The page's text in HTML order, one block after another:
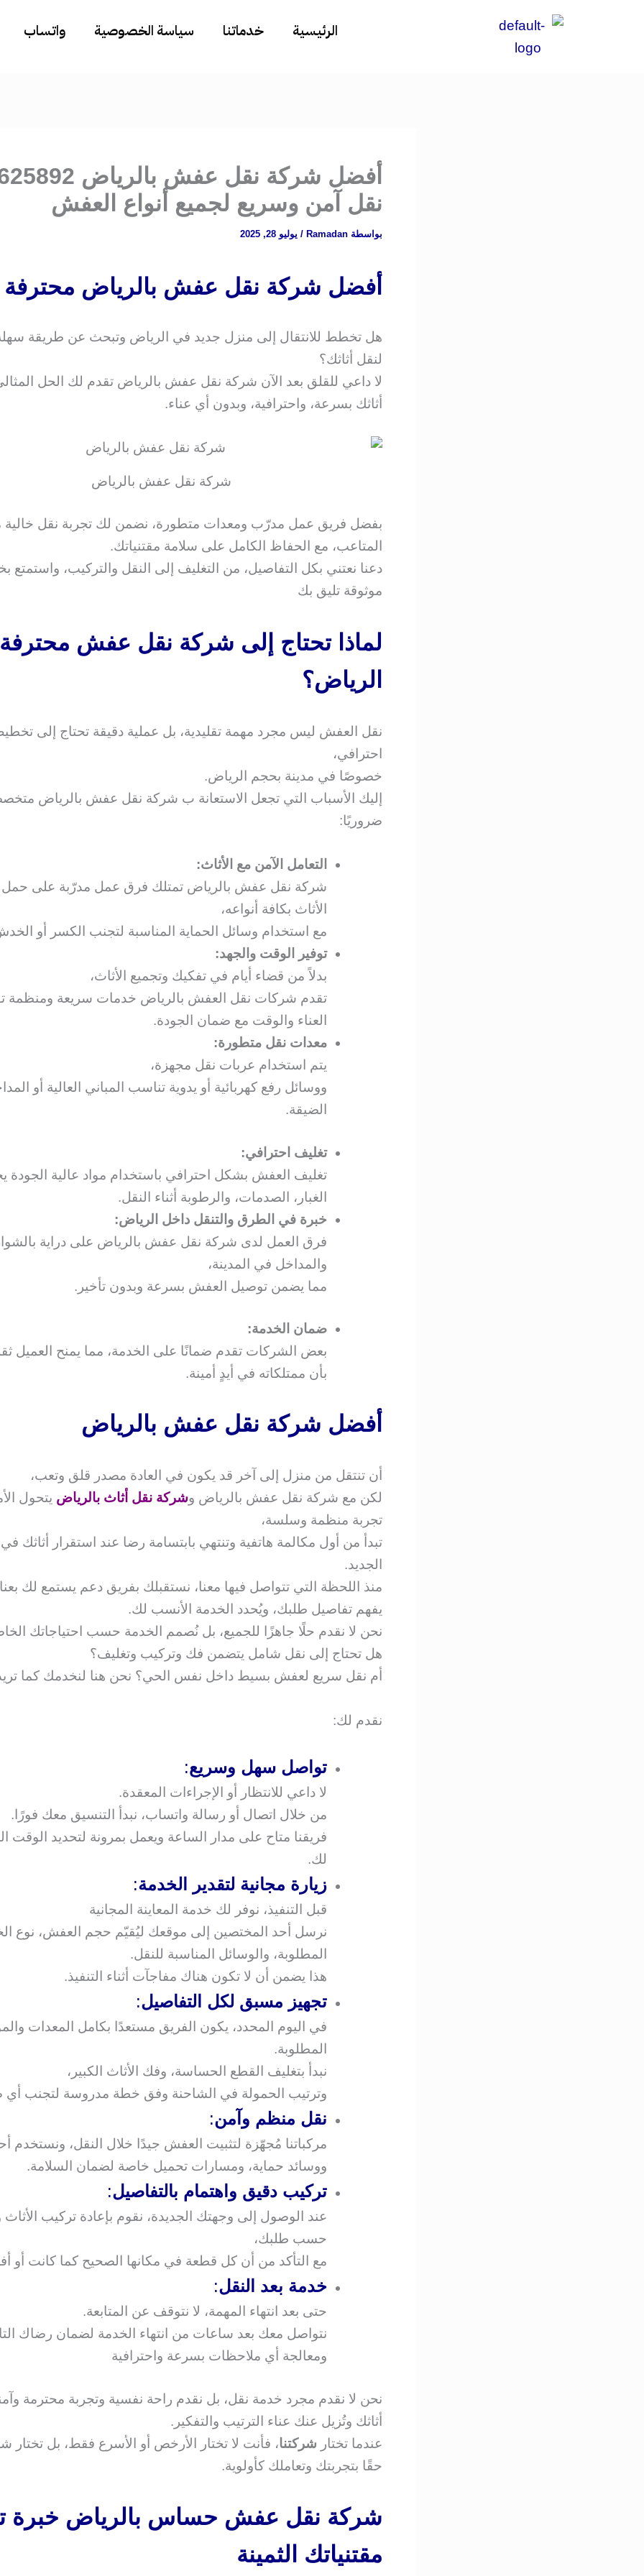
الرئيسية خدماتنا سياسة الخصوصية واتساب
أفضل شركة نقل عفش
نقل آمن وسريع لجميع أنواع العفش
بواسطة Ramadan
/ يوليو 28, 2025
أفضل شركة نقل عفش بالرياض محترفة
هل تخطط للانتقال إلى منزل جديد في الرياض وتبحث عن طريقة
لنقل أثاثك؟
لا داعي للقلق بعد الآن شركة نقل عفش بالرياض تقدم لك الحل
أثاثك بسرعة، واحترافية، وبدون أي عناء.
شركة نقل عفش بالرياض
بفضل فريق عمل مدرّب ومعدات متطورة، نضمن لك تجربة نقل خالية
المتاعب، مع الحفاظ الكامل على سلامة مقتنياتك.
دعنا نعتني بكل التفاصيل، من التغليف إلى النقل والتركيب، واستمتع
موثوقة تليق بك
لماذا تحتاج إلى شركة نقل عفش
الرياض؟
نقل العفش ليس مجرد مهمة تقليدية، بل عملية دقيقة تحتاج إلى
احترافي،
خصوصًا في مدينة بحجم الرياض.
إليك الأسباب التي تجعل الاستعانة ب شركة نقل عفش بالرياض
ضروريًا:
التعامل الآمن مع الأثاث:
شركة نقل عفش بالرياض تمتلك فرق عمل مدرّبة على حمل
الأثاث بكافة أنواعه،
مع استخدام وسائل الحماية المناسبة لتجنب الكسر أو
توفير الوقت والجهد:
بدلاً من قضاء أيام في تفكيك وتجميع الأثاث،
تقدم شركات نقل العفش بالرياض خدمات سريعة ومنظمة
العناء والوقت مع ضمان الجودة.
معدات نقل متطورة:
يتم استخدام عربات نقل مجهزة،
ووسائل رفع كهربائية أو يدوية تناسب المباني العالية أو
الضيقة.
تغليف احترافي:
تغليف العفش بشكل احترافي باستخدام مواد عالية الجودة
الغبار، الصدمات، والرطوبة أثناء النقل.
خبرة في الطرق والتنقل داخل الرياض:
فرق العمل لدى شركة نقل عفش بالرياض على دراية
والمداخل في المدينة،
مما يضمن توصيل العفش بسرعة وبدون تأخير.
ضمان الخدمة:
بعض الشركات تقدم ضمانًا على الخدمة، مما يمنح العميل
بأن ممتلكاته في أيدٍ أمينة.
أفضل شركة نقل عفش بالرياض
أن تنتقل من منزل إلى آخر قد يكون في العادة مصدر قلق وتعب،
لكن مع شركة نقل عفش بالرياض وشركة نقل أثاث بالرياض يتحول
تجربة منظمة وسلسة،
تبدأ من أول مكالمة هاتفية وتنتهي بابتسامة رضا عند استقرار أثاثك
الجديد.
منذ اللحظة التي تتواصل فيها معنا، نستقبلك بفريق دعم يستمع لك
يفهم تفاصيل طلبك، ويُحدد الخدمة الأنسب لك.
نحن لا نقدم حلًا جاهزًا للجميع، بل نُصمم الخدمة حسب احتياجاتك
هل تحتاج إلى نقل شامل يتضمن فك وتركيب وتغليف؟
أم نقل سريع لعفش بسيط داخل نفس الحي؟ نحن هنا لنخدمك كما تريد
نقدم لك:
تواصل سهل وسريع:
لا داعي للانتظار أو الإجراءات المعقدة.
من خلال اتصال أو رسالة واتساب، نبدأ التنسيق معك فورًا.
فريقنا متاح على مدار الساعة ويعمل بمرونة لتحديد الوقت
لك.
زيارة مجانية لتقدير الخدمة:
قبل التنفيذ، نوفر لك خدمة المعاينة المجانية
نرسل أحد المختصين إلى موقعك ليُقيّم حجم العفش، نوع
المطلوبة، والوسائل المناسبة للنقل.
هذا يضمن أن لا تكون هناك مفاجآت أثناء التنفيذ.
تجهيز مسبق لكل التفاصيل:
في اليوم المحدد، يكون الفريق مستعدًا بكامل المعدات
المطلوبة.
نبدأ بتغليف القطع الحساسة، وفك الأثاث الكبير،
وترتيب الحمولة في الشاحنة وفق خطة مدروسة لتجنب أي
نقل منظم وآمن:
مركباتنا مُجهّزة لتثبيت العفش جيدًا خلال النقل، ونستخدم
ووسائد حماية، ومسارات تحميل خاصة لضمان السلامة.
تركيب دقيق واهتمام بالتفاصيل:
عند الوصول إلى وجهتك الجديدة، نقوم بإعادة تركيب
حسب طلبك،
مع التأكد من أن كل قطعة في مكانها الصحيح كما كانت أو
خدمة بعد النقل:
حتى بعد انتهاء المهمة، لا نتوقف عن المتابعة.
نتواصل معك بعد ساعات من انتهاء الخدمة لضمان رضاك
ومعالجة أي ملاحظات بسرعة واحترافية
نحن لا نقدم مجرد خدمة نقل، بل نقدم راحة نفسية وتجربة محترمة
أثاثك وتُزيل عنك عناء الترتيب والتفكير.
عندما تختار شركتنا، فأنت لا تختار الأرخص أو الأسرع فقط، بل تختار
حقًا بتجربتك وتعاملك كأولوية.
شركة نقل عفش حساس بالرياض خبرة
مقتنياتك الثمينة